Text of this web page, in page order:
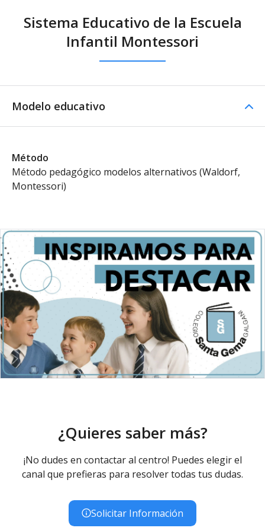
Sistema Educativo de la Escuela
Infantil Montessori
Modelo educativo
Método
Método pedagógico modelos alternativos (Waldorf,
Montessori)
¿Quieres saber más?
¡No dudes en contactar al centro! Puedes elegir el
canal que prefieras para resolver todas tus dudas.
Solicitar Información